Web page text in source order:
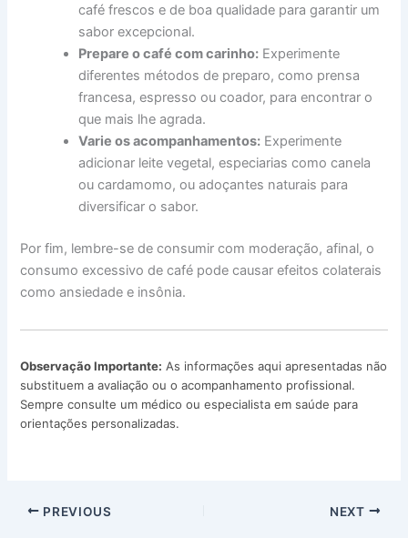
café frescos e de boa qualidade para garantir um
sabor excepcional.
Prepare o café com carinho: Experimente
diferentes métodos de preparo, como prensa
francesa, espresso ou coador, para encontrar o
que mais lhe agrada.
Varie os acompanhamentos: Experimente
adicionar leite vegetal, especiarias como canela
ou cardamomo, ou adoçantes naturais para
diversificar o sabor.
Por fim, lembre-se de consumir com moderação, afinal, o
consumo excessivo de café pode causar efeitos colaterais
como ansiedade e insônia.
Observação Importante: As informações aqui apresentadas não
substituem a avaliação ou o acompanhamento profissional.
Sempre consulte um médico ou especialista em saúde para
orientações personalizadas.
PREVIOUS NEXT